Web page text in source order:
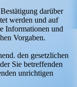
darüber
werden und auf
Informationen und
Vorgaben.
den gesetzlichen
Sie betreffenden
unrichtigen